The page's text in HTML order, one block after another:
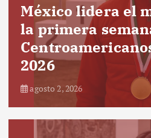
México lidera el
la primera
2026
agosto 2, 2026